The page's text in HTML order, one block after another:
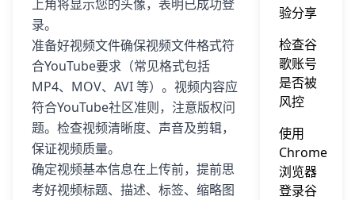
上角将显示您的头像，表明已成功登
录。
准备好视频文件确保视频文件格式符
合YouTube要求（常见格式包括
MP4、MOV、AVI 等）。视频内容应
符合YouTube社区准则，注意版权问
题。检查视频清晰度、声音及剪辑，
保证视频质量。
确定视频基本信息在上传前，提前思
考好视频标题、描述、标签、缩略图
验分享
检查谷
歌账号
是否被
风控
使用
Chrome
浏览器
登录谷